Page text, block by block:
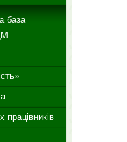
база
працівників